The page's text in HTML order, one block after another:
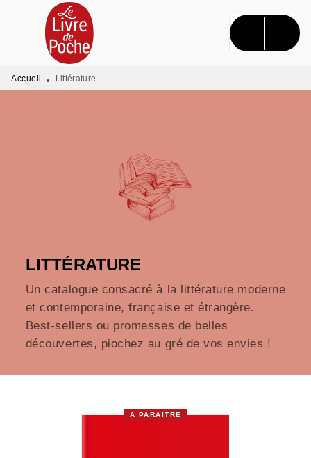
MENU RECHERCHE CONTENU
PIED DE PAGE
Accueil • Littérature
LITTÉRATURE
Un catalogue consacré à la littérature moderne
et contemporaine, française et étrangère.
Best-sellers ou promesses de belles
découvertes, piochez au gré de vos envies !
À PARAÎTRE